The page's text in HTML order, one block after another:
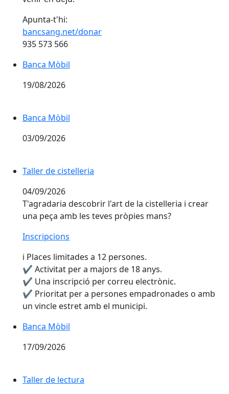
Apunta-t'hi:
bancsang.net/donar
935 573 566
Banca Mòbil
19/08/2026
Banca Mòbil
03/09/2026
Taller de cistelleria
Taller de cistelleria
04/09/2026
T'agradaria descobrir l'art de la cistelleria i crear
una peça amb les teves pròpies mans?
Inscripcions
ℹ️ Places limitades a 12 persones.
✔️ Activitat per a majors de 18 anys.
✔️ Una inscripció per correu electrònic.
✔️ Prioritat per a persones empadronades o amb
un vincle estret amb el municipi.
Banca Mòbil
17/09/2026
Taller de lectura
Taller de lectura